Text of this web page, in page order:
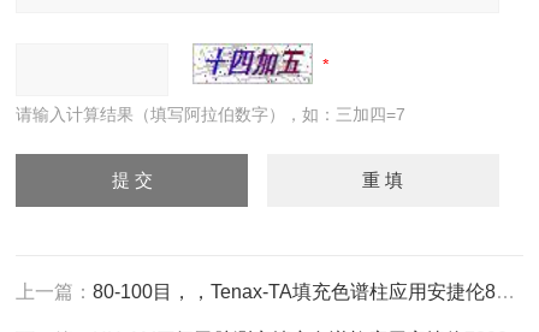
请输入计算结果（填写阿拉伯数字），如：三加四=7
上一篇：80-100目，，Tenax-TA填充色谱柱应用安捷伦8890